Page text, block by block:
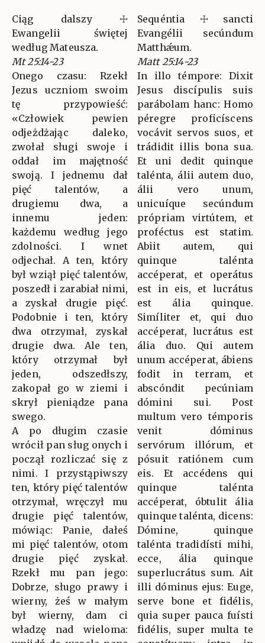
Ciąg dalszy ☩
Ewangelii świętej
według Mateusza.
Mt 25:14-23
Onego czasu: Rzekł
Jezus uczniom swoim
tę przypowieść:
«Człowiek pewien
odjeżdżając daleko,
zwołał sługi swoje i
oddał im majętność
swoją. I jednemu dał
pięć talentów, a
drugiemu dwa, a
innemu jeden:
każdemu według jego
zdolności. I wnet
odjechał. A ten, który
był wziął pięć talentów,
poszedł i zarabiał nimi,
a zyskał drugie pięć.
Podobnie i ten, który
dwa otrzymał, zyskał
drugie dwa. Ale ten,
który otrzymał był
jeden, odszedłszy,
zakopał go w ziemi i
skrył pieniądze pana
swego.
A po długim czasie
wrócił pan sług onych i
począł rozliczać się z
nimi. I przystąpiwszy
ten, który pięć talentów
otrzymał, wręczył mu
drugie pięć talentów,
mówiąc: Panie, dałeś
mi pięć talentów, otom
drugie pięć zyskał.
Rzekł mu pan jego:
Dobrze, sługo prawy i
wierny, żeś w małym
był wierny, dam ci
władzę nad wieloma:
Sequéntia ☩ sancti
Evangélii secúndum
Matthǽum.
Matt 25:14-23
In illo témpore: Dixit
Jesus discípulis suis
parábolam hanc: Homo
péregre proficíscens
vocávit servos suos, et
trádidit illis bona sua.
Et uni dedit quinque
talénta, álii autem duo,
álii vero unum,
unicuíque secúndum
própriam virtútem, et
proféctus est statim.
Abiit autem, qui
quinque talénta
accéperat, et operátus
est in eis, et lucrátus
est ália quinque.
Simíliter et, qui duo
accéperat, lucrátus est
ália duo. Qui autem
unum accéperat, ábiens
fodit in terram, et
abscóndit pecúniam
dómini sui. Post
multum vero témporis
venit dóminus
servórum illórum, et
pósuit ratiónem cum
eis. Et accédens qui
quinque talénta
accéperat, óbtulit ália
quinque talénta, dicens:
Dómine, quinque
talénta tradidísti mihi,
ecce, ália quinque
superlucrátus sum. Ait
illi dóminus ejus: Euge,
serve bone et fidélis,
quia super pauca fuísti
fidélis, super multa te